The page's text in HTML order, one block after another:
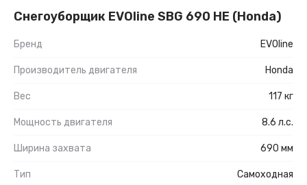
Снегоуборщик EVOline SBG 690 HE (Honda)
Бренд EVOline
Производитель двигателя Honda
Вес 117 кг
Мощность двигателя 8.6 л.с.
Ширина захвата 690 мм
Тип Самоходная